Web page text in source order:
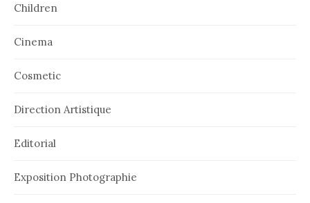
Children
Cinema
Cosmetic
Direction Artistique
Editorial
Exposition Photographie